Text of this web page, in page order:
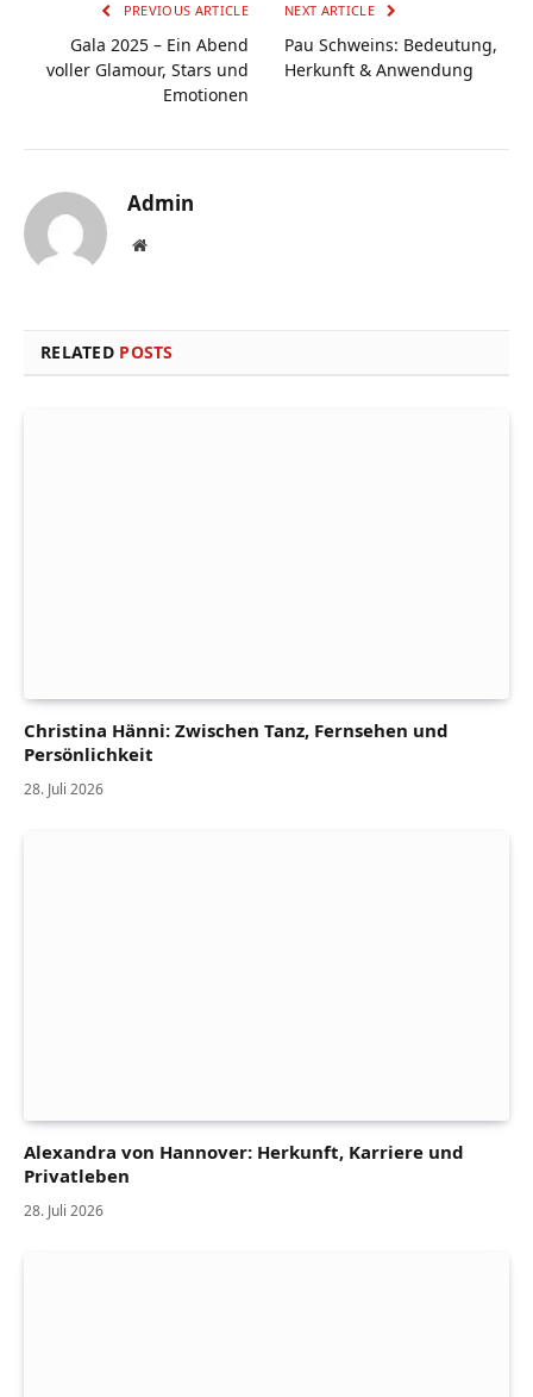
PREVIOUS ARTICLE
Gala 2025 – Ein Abend
voller Glamour, Stars und
Emotionen
NEXT ARTICLE
Pau Schweins: Bedeutung,
Herkunft & Anwendung
Admin
Website
RELATED POSTS
Christina Hänni: Zwischen Tanz, Fernsehen und
Persönlichkeit
28. Juli 2026
Alexandra von Hannover: Herkunft, Karriere und
Privatleben
28. Juli 2026